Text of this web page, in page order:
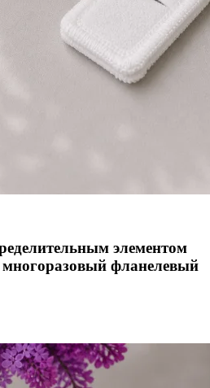
элементом
многоразовый фланелевый